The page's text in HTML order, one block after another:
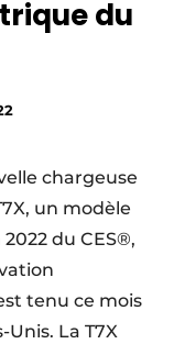
du
chargeuse
un modèle
du CES®,
tenu ce mois
Unis. La T7X